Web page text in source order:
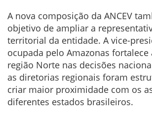
A nova composição da ANCEV
objetivo de ampliar a
territorial da entidade. A vice-
ocupada pelo Amazonas fortalece
região Norte nas decisões
as diretorias regionais foram
criar maior proximidade com os
diferentes estados brasileiros.